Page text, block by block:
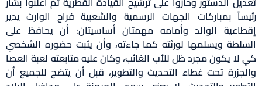
رئيساً بمباركات الجهات الرسمية والشعبية فراح الوارث يدير
إقطاعية الوالد وأمامه مهمتان أساسيتان: أن يحافظ على
السلطة ويسلمها لورثته كما جاءته، وأن يثبت حضوره الشخصي
كي لا يكون مجرد ظل للأب الغائب، وكان عليه متابعته لعبة العصا
والجزرة تحت غطاء التحديث والتطوير، قبل أن يتضح للجميع أن